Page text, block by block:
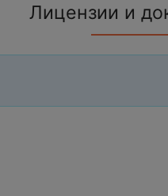
Лицензии и